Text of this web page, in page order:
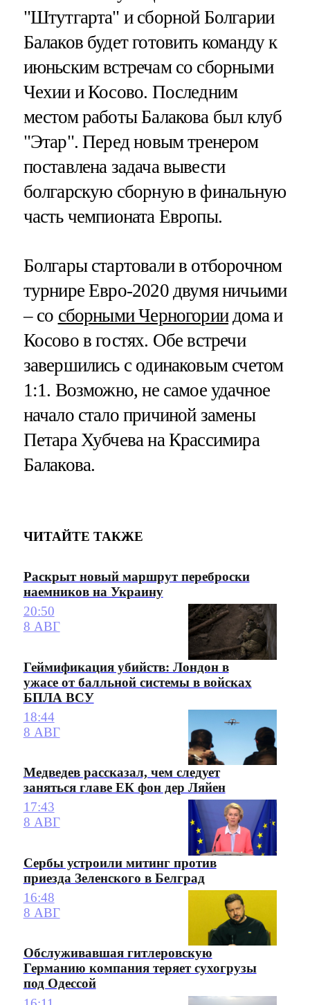
"Штутгарта" и сборной Болгарии
Балаков будет готовить команду к
июньским встречам со сборными
Чехии и Косово. Последним
местом работы Балакова был клуб
"Этар". Перед новым тренером
поставлена задача вывести
болгарскую сборную в финальную
часть чемпионата Европы.
Болгары стартовали в отборочном
турнире Евро-2020 двумя ничьими
– со сборными Черногориидома и
Косово в гостях. Обе встречи
завершились с одинаковым счетом
1:1. Возможно, не самое удачное
начало стало причиной замены
Петара Хубчева на Крассимира
Балакова.
ЧИТАЙТЕ ТАКЖЕ
Раскрыт новый маршрут переброски
наемников на Украину
20:50
8 АВГ
Геймификация убийств: Лондон в
ужасе от балльной системы в войсках
БПЛА ВСУ
18:44
8 АВГ
Медведев рассказал, чем следует
заняться главе ЕК фон дер Ляйен
17:43
8 АВГ
Сербы устроили митинг против
приезда Зеленского в Белград
16:48
8 АВГ
Обслуживавшая гитлеровскую
Германию компания теряет сухогрузы
под Одессой